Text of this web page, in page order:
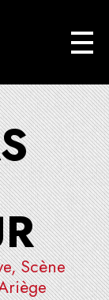
Scène